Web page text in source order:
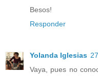
Besos!
Responder
Yolanda Iglesias
Vaya, pues no